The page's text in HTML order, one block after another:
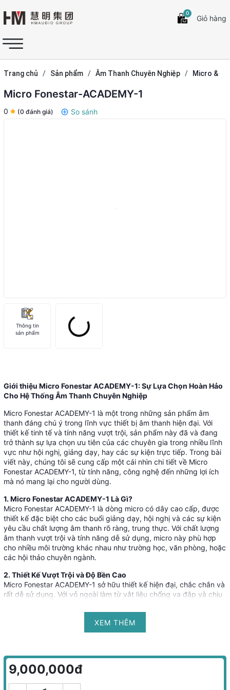
0
Giỏ hàng
Trang chủ / Sản phẩm / Âm Thanh Chuyên Nghiệp /
Micro &
Micro Fonestar-ACADEMY-1
0 (0 đánh giá) So sánh
Thông tin
sản phẩm
Giới thiệu Micro Fonestar ACADEMY-1: Sự Lựa Chọn Hoàn Hảo
Cho Hệ Thống Âm Thanh Chuyên Nghiệp
Micro Fonestar ACADEMY-1 là một trong những sản phẩm âm
thanh đáng chú ý trong lĩnh vực thiết bị âm thanh hiện đại. Với
thiết kế tinh tế và tính năng vượt trội, sản phẩm này đã và đang
trở thành sự lựa chọn ưu tiên của các chuyên gia trong nhiều lĩnh
vực như hội nghị, giảng dạy, hay các sự kiện trực tiếp. Trong bài
viết này, chúng tôi sẽ cung cấp một cái nhìn chi tiết về Micro
Fonestar ACADEMY-1, từ tính năng, công nghệ đến những lợi ích
mà nó mang lại cho người dùng.
1. Micro Fonestar ACADEMY-1 Là Gì?
Micro Fonestar ACADEMY-1 là dòng micro có dây cao cấp, được
thiết kế đặc biệt cho các buổi giảng dạy, hội nghị và các sự kiện
yêu cầu chất lượng âm thanh rõ ràng, trung thực. Với chất lượng
âm thanh vượt trội và tính năng dễ sử dụng, micro này phù hợp
cho nhiều môi trường khác nhau như trường học, văn phòng, hoặc
các hội thảo chuyên ngành.
2. Thiết Kế Vượt Trội và Độ Bền Cao
Micro Fonestar ACADEMY-1 sở hữu thiết kế hiện đại, chắc chắn và
rất dễ sử dụng. Với vỏ ngoài làm từ vật liệu chống va đập và chịu
sử dụng. Thiết kế micro gọn nhẹ giúp người sử dụng dễ dàng
cầm nắm và điều chỉnh trong mọi tình huống.
trong trẻo, rõ ràng, ngay cả trong môi trường ồn ào.
3. Chất Lượng Âm Thanh Tuyệt Vời
Micro Fonestar ACADEMY-1 được trang bị công nghệ lọc âm thanh
XEM THÊM
9,000,000đ